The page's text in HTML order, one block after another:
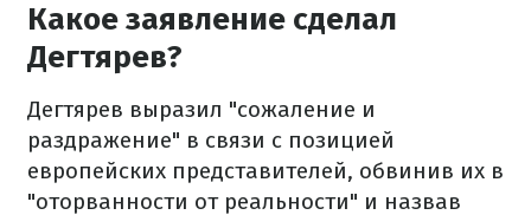
Какое заявление сделал
Дегтярев?
Дегтярев выразил "сожаление и
раздражение" в связи с позицией
европейских представителей, обвинив их в
"оторванности от реальности" и назвав